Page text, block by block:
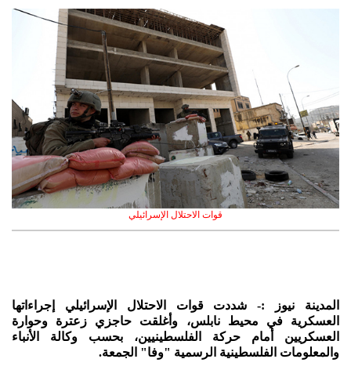
قوات الاحتلال الإسرائيلي
المدينة نيوز :- شددت قوات الاحتلال الإسرائيلي إجراءاتها
العسكرية في محيط نابلس، وأغلقت حاجزي زعترة وحوارة
العسكريين أمام حركة الفلسطينيين، بحسب وكالة الأنباء
والمعلومات الفلسطينية الرسمية "وفا" الجمعة.